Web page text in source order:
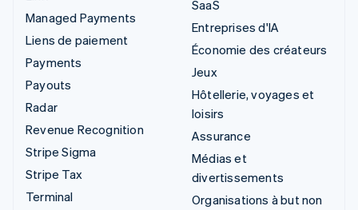
Managed Payments
Liens de paiement
Payments
Payouts
Radar
Revenue Recognition
Stripe Sigma
Stripe Tax
Terminal
SaaS
Entreprises d'IA
Économie des créateurs
Jeux
Hôtellerie, voyages et
loisirs
Assurance
Médias et
divertissements
Organisations à but non